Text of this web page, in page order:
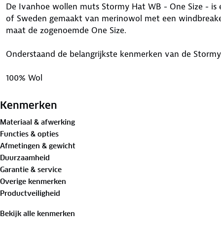
De Ivanhoe wollen muts Stormy Hat WB - One Size -
of Sweden gemaakt van merinowol met een
maat de zogenoemde One Size.
Onderstaand de belangrijkste kenmerken van de
100% Wol
Functionele windvoering
Binnenzijde met TENCEL®
One Size
Windbreaker lining om te wind tegen te houden
Heerlijk zacht en warm
Windgevoerd
78% extra fijne merinowol,22% Lyocell (Tencel®)
Mulesing-vrije wol
Bluesign® gecertificeerd garen
Ademend vermogen 20.000 g/m2/24u
Kenmerken
Materiaal & afwerking
Functies & opties
Afmetingen & gewicht
Duurzaamheid
Garantie & service
Overige kenmerken
Productveiligheid
Bekijk alle kenmerken